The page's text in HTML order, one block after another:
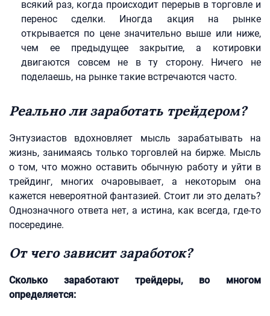
всякий раз, когда происходит перерыв в торговле и
перенос сделки. Иногда акция на рынке
открывается по цене значительно выше или ниже,
чем ее предыдущее закрытие, а котировки
двигаются совсем не в ту сторону. Ничего не
поделаешь, на рынке такие встречаются часто.
Реально ли заработать трейдером?
Энтузиастов вдохновляет мысль зарабатывать на
жизнь, занимаясь только торговлей на бирже. Мысль
о том, что можно оставить обычную работу и уйти в
трейдинг, многих очаровывает, а некоторым она
кажется невероятной фантазией. Стоит ли это делать?
Однозначного ответа нет, а истина, как всегда, где-то
посередине.
От чего зависит заработок?
Сколько заработают трейдеры, во многом
определяется: